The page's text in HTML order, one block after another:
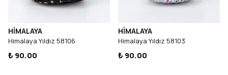
HİMALAYA
Himalaya Yıldız 58106
₺ 90.00
HİMALAYA
Himalaya Yıldız 58103
₺ 90.00